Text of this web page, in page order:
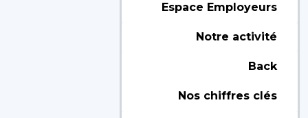
Espace Employeurs
Notre activité
Back
Nos chiffres clés